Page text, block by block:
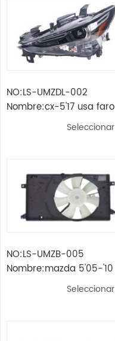
NO:LS-UMZDL-002
Nombre:cx-5'17 usa faro
Seleccionar
NO:LS-UMZB-005
Nombre:mazda 5'05-'10
usa ventilador para dual
Seleccionar